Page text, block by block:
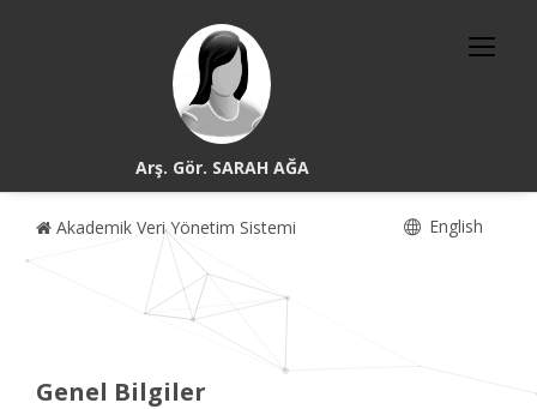
Arş. Gör. SARAH AĞA
Akademik Veri Yönetim Sistemi English
Genel Bilgiler